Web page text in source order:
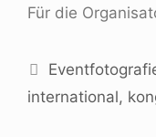
Für die
international,